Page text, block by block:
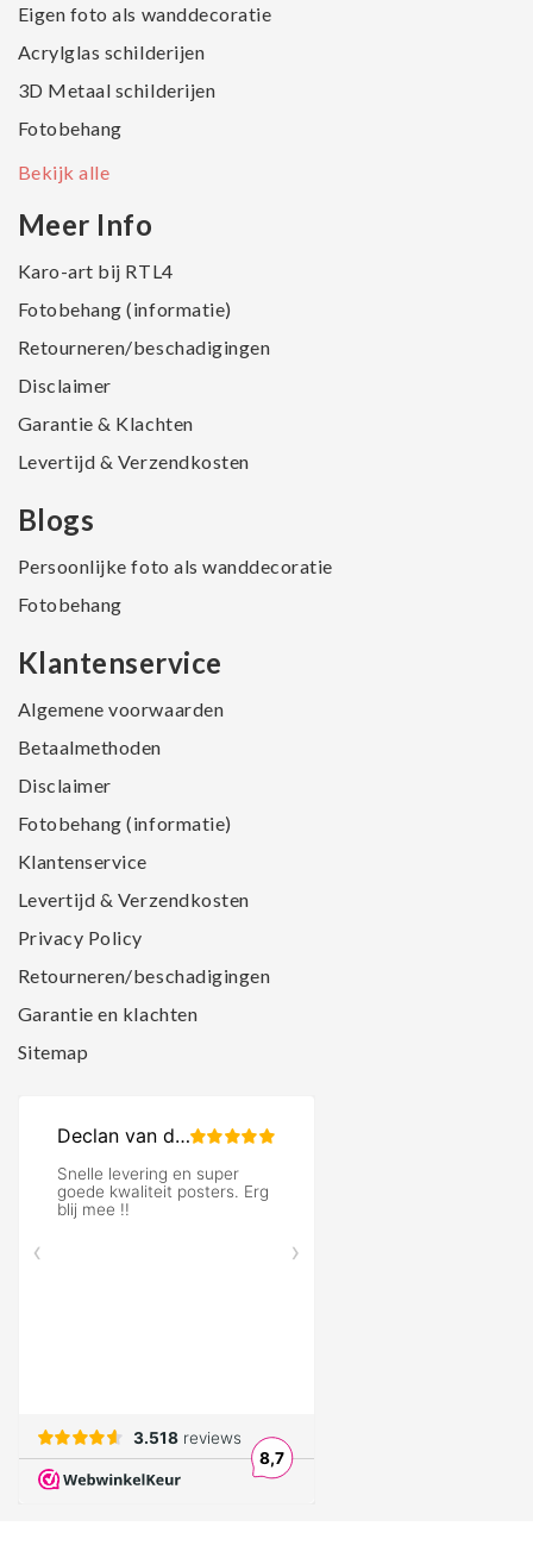
Eigen foto als wanddecoratie
Acrylglas schilderijen
3D Metaal schilderijen
Fotobehang
Bekijk alle
Meer Info
Karo-art bij RTL4
Fotobehang (informatie)
Retourneren/beschadigingen
Disclaimer
Garantie & Klachten
Levertijd & Verzendkosten
Blogs
Persoonlijke foto als wanddecoratie
Fotobehang
Klantenservice
Algemene voorwaarden
Betaalmethoden
Disclaimer
Fotobehang (informatie)
Klantenservice
Levertijd & Verzendkosten
Privacy Policy
Retourneren/beschadigingen
Garantie en klachten
Sitemap